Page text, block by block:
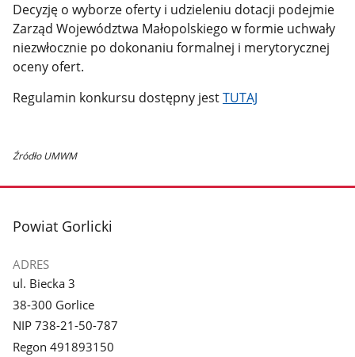
Decyzję o wyborze oferty i udzieleniu dotacji podejmie
Zarząd Województwa Małopolskiego w formie uchwały
niezwłocznie po dokonaniu formalnej i merytorycznej
oceny ofert.
Regulamin konkursu dostępny jestTUTAJ
Źródło UMWM
stopka
Powiat Gorlicki
ADRES
ul. Biecka 3
38-300 Gorlice
NIP 738-21-50-787
Regon 491893150